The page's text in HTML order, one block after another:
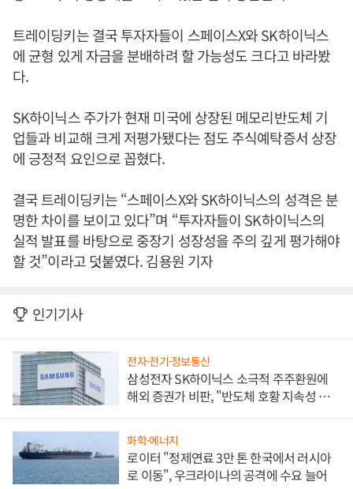
트레이딩키는 결국 투자자들이 스페이스X와 SK하이닉스
에 균형 있게 자금을 분배하려 할 가능성도 크다고 바라봤
다.
SK하이닉스 주가가 현재 미국에 상장된 메모리반도체 기
업들과 비교해 크게 저평가됐다는 점도 주식예탁증서 상장
에 긍정적 요인으로 꼽혔다.
결국 트레이딩키는 “스페이스X와 SK하이닉스의 성격은 분
명한 차이를 보이고 있다”며 “투자자들이 SK하이닉스의
실적 발표를 바탕으로 중장기 성장성을 주의 깊게 평가해야
할 것”이라고 덧붙였다. 김용원 기자
인기기사
전자·전기·정보통신
삼성전자 SK하이닉스 소극적 주주환원에
해외 증권가 비판, "반도체 호황 지속성 의
화학·에너지
로이터 "정제연료 3만 톤 한국에서 러시아
로 이동", 우크라이나의 공격에 수요 늘어